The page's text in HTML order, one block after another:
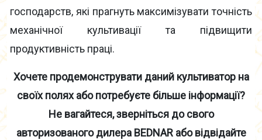
господарств, які прагнуть максимізувати точність
механічної культивації та підвищити
продуктивність праці.
Хочете продемонструвати даний культиватор на
своїх полях абопотребуєте більше інформації?
Не вагайтеся, зверніться до свого
авторизованого дилера BEDNAR абовідвідайте